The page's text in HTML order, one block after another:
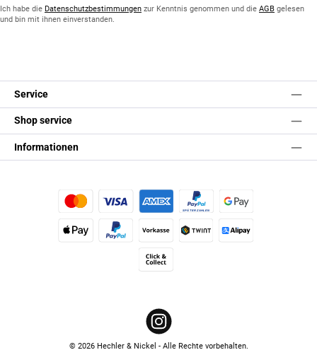
*Ich habe die Datenschutzbestimmungen zur Kenntnis genommen und die AGB gelesen
und bin mit ihnen einverstanden.
Service
Shop service
Informationen
Kredit- oder Debitkarte Später BezahlenGoogle Pay
Vorkasse
Instagram
© 2026 Hechler & Nickel - Alle Rechte vorbehalten.